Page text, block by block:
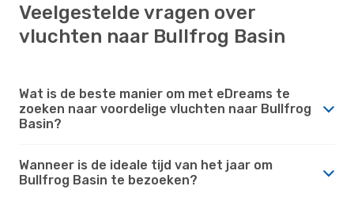
Veelgestelde vragen over
vluchten naar Bullfrog Basin
Wat is de beste manier om met eDreams te
zoeken naar voordelige vluchten naar Bullfrog
Basin?
Wanneer is de ideale tijd van het jaar om
Bullfrog Basin te bezoeken?